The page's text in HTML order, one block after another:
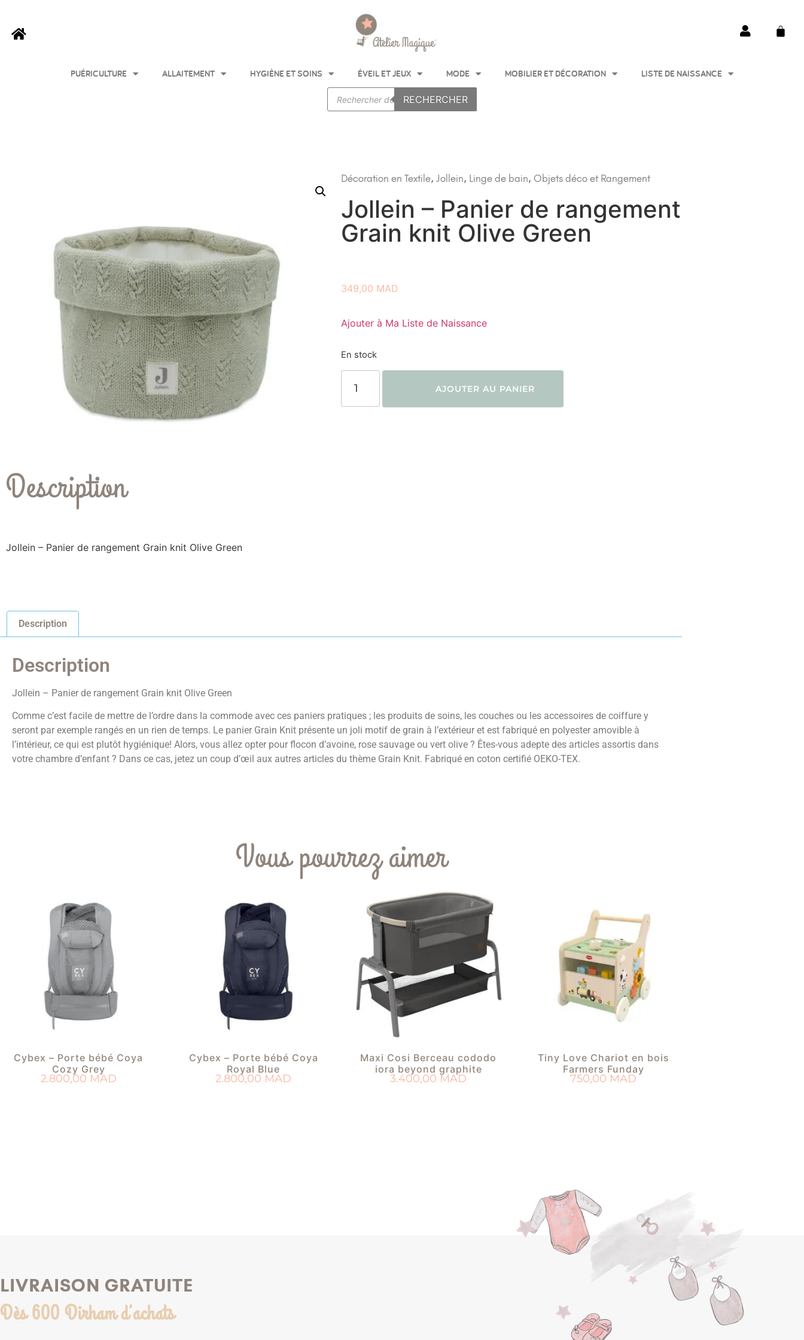
PUÉRICULTURE ALLAITEMENT HYGIÈNE ET SOINS ÉVEIL ET JEUX MODE MOBILIER ET DÉCORATION LISTE DE NAISSANCE
RECHERCHER
Décoration en Textile, Jollein, Linge de bain, Objets déco et Rangement
Jollein – Panier de rangement
Grain knit Olive Green
349,00 MAD
Ajouter à Ma Liste de Naissance
En stock
AJOUTER AU PANIER
Description
Jollein – Panier de rangement Grain knit Olive Green
Description
Description
Jollein – Panier de rangement Grain knit Olive Green
Comme c’est facile de mettre de l’ordre dans la commode avec ces paniers pratiques ; les produits de soins, les couches ou les accessoires de coiffure y
seront par exemple rangés en un rien de temps. Le panier Grain Knit présente un joli motif de grain à l’extérieur et est fabriqué en polyester amovible à
l’intérieur, ce qui est plutôt hygiénique! Alors, vous allez opter pour flocon d’avoine, rose sauvage ou vert olive ? Êtes-vous adepte des articles assortis dans
votre chambre d’enfant ? Dans ce cas, jetez un coup d’œil aux autres articles du thème Grain Knit. Fabriqué en coton certifié OEKO-TEX.
Vous pourrez aimer
Cybex – Porte bébé Coya
Cozy Grey
2.800,00 MAD
Cybex – Porte bébé Coya
Royal Blue
2.800,00 MAD
Maxi Cosi Berceau cododo
iora beyond graphite
3.400,00MAD
Tiny Love Chariot en bois
Farmers Funday
750,00 MAD
LIVRAISON GRATUITE
Dès 600 Dirham d’achats